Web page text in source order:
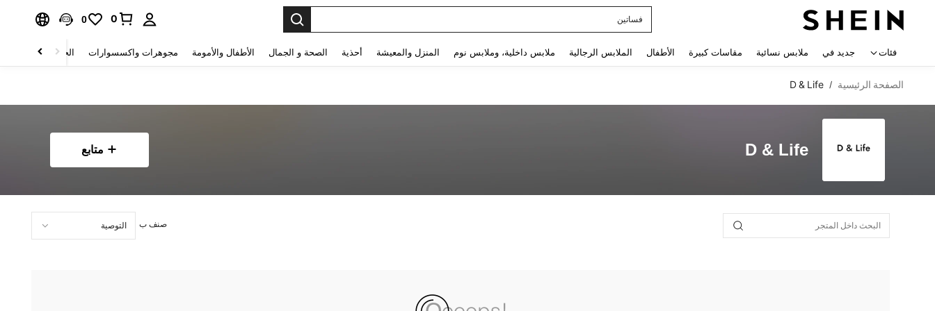
فساتين
0
0
فئات جديد في ملابس نسائية مقاسات كبيرة الأطفال الملابس الرجالية ملابس داخلية، وملابس نوم المنزل والمعيشة أحذية الصحة و الجمال الأطفال والأمومة مجوهرات واكسسوارات الحقائب والأمتعة
الصفحة الرئيسية /
D & Life
D & Life متابع
صنف ب